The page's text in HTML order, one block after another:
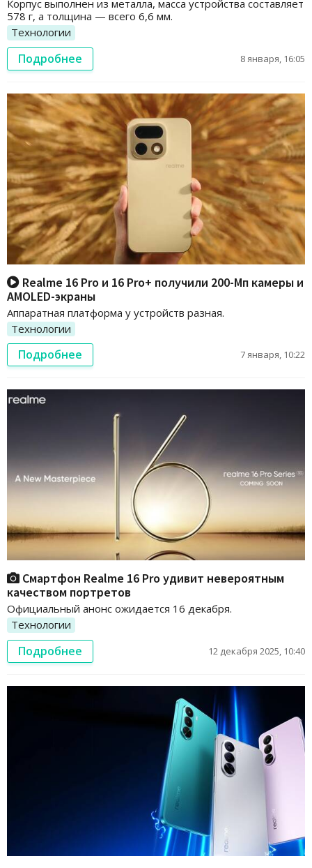
Корпус выполнен из металла, масса устройства составляет
578 г, а толщина — всего 6,6 мм.
Технологии
Подробнее 8 января, 16:05
Realme 16 Pro и 16 Pro+ получили 200-Мп камеры и
AMOLED-экраны
Аппаратная платформа у устройств разная.
Технологии
Подробнее 7 января, 10:22
Смартфон Realme 16 Pro удивит невероятным
качеством портретов
Официальный анонс ожидается 16 декабря.
Технологии
Подробнее 12 декабря 2025, 10:40